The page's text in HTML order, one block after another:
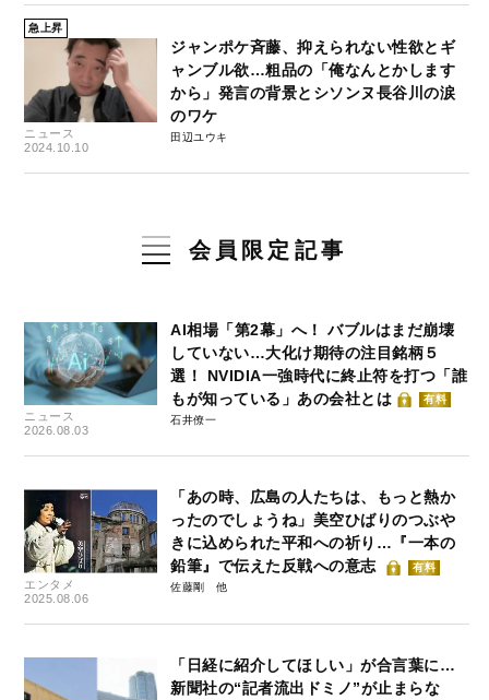
急上昇
ニュース
2024.10.10
ジャンポケ斉藤、抑えられない性欲とギ
ャンブル欲…粗品の「俺なんとかします
から」発言の背景とシソンヌ長谷川の涙
のワケ
田辺ユウキ
会員限定記事
ニュース
2026.08.03
AI相場「第2幕」へ！ バブルはまだ崩壊
していない…大化け期待の注目銘柄５
選！ NVIDIA一強時代に終止符を打つ「誰
もが知っている」あの会社とは
有料
石井僚一
エンタメ
2025.08.06
「あの時、広島の人たちは、もっと熱か
ったのでしょうね」美空ひばりのつぶや
きに込められた平和への祈り…『一本の
鉛筆』で伝えた反戦への意志
有料
佐藤剛
「日経に紹介してほしい」が合言葉に…
新聞社の“記者流出ドミノ”が止まらな